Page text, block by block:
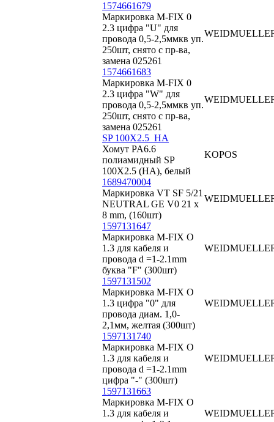
1574661679
Маркировка M-FIX 0
2.3 цифра "U" для
провода 0,5-2,5ммкв уп.
250шт, снято с пр-ва,
замена 025261
1574661683
Маркировка M-FIX 0
2.3 цифра "W" для
провода 0,5-2,5ммкв уп.
250шт, снято с пр-ва,
замена 025261
SP 100X2.5_HA
Хомут PA6.6
полиамидный SP
100X2.5 (HA), белый
KOPOS
1689470004
Маркировка VT SF 5/21
NEUTRAL GE V0 21 x
8 mm, (160шт)
1597131647
Маркировка M-FIX O
1.3 для кабеля и
провода d =1-2.1mm
буква "F" (300шт)
1597131502
Маркировка M-FIX O
1.3 цифра "0" для
провода диам. 1,0-
2,1мм, желтая (300шт)
1597131740
Маркировка M-FIX O
1.3 для кабеля и
провода d =1-2.1mm
цифра "-" (300шт)
1597131663
Маркировка M-FIX O
1.3 для кабеля и